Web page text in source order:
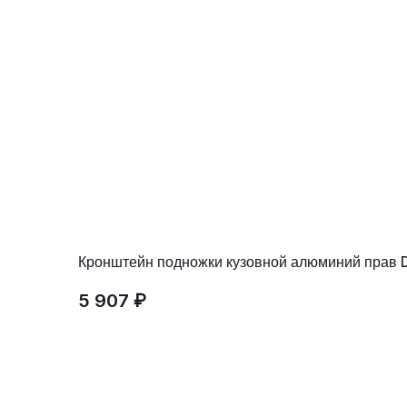
Кронштейн подножки кузовной алюминий прав
5 907 ₽